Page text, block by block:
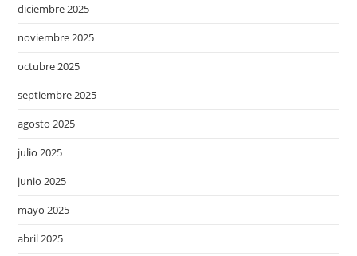
diciembre 2025
noviembre 2025
octubre 2025
septiembre 2025
agosto 2025
julio 2025
junio 2025
mayo 2025
abril 2025